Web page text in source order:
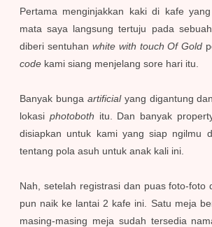
Pertama menginjakkan kaki di kafe
mata saya langsung tertuju pada
diberi sentuhan white with touch Of Gold
code kami siang menjelang sore hari itu.
Banyak bunga artificialyang digantung
lokasi photoboth itu. Dan banyak
disiapkan untuk kami yang siap ngilmu
tentang pola asuh untuk anak kali ini.
Nah, setelah registrasi dan puas foto-foto
pun naik ke lantai 2 kafe ini. Satu meja
masing-masing meja sudah tersedia